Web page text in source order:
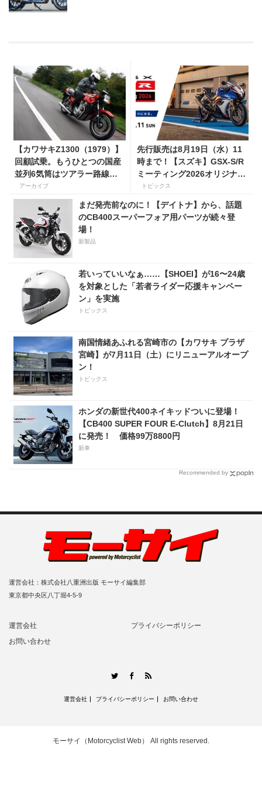
【カワサキZ1300（1979）】
回顧試乗。もうひとつの国産
並列6気筒はツアラー路線で
生き残った
アーカイブ
先行販売は8月19日（水）11
時まで！【スズキ】GSX-S/R
ミーティング2026オリジナル
グッズを手に入れよう！
トピックス
まだ発売前なのに！【デイトナ】から、話題
のCB400スーパーフォア用パーツが続々登
場！
新製品
若いっていいなぁ……【SHOEI】が16〜24歳
を対象とした「若者ライダー応援キャンペー
ン」を実施
トピックス
南国情緒あふれる宮崎市の【カワサキ プラザ
宮崎】が7月11日（土）にリニューアルオープ
ン！
トピックス
ホンダの新世代400ネイキッドついに登場！
【CB400 SUPER FOUR E-Clutch】8月21日
に発売！ 価格99万8800円
新車
Recommended by
運営会社：株式会社八重洲出版 モーサイ編集部
東京都中央区八丁堀4-5-9
運営会社
プライバシーポリシー
お問い合わせ
TwitterFacebook
運営会社 プライバシーポリシー お問い合わせ
モーサイ（Motorcyclist Web） All rights reserved.